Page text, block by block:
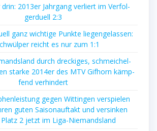
2013er Jahr­gang ver­liert im Ver­fol­
ger­du­ell 2:3
ganz wich­ti­ge Punk­te lie­gen­ge­las­sen:
reicht es nur zum 1:1
durch dre­cki­ges, schmei­chel­
star­ke 2014er des MTV Gif­horn kämp­
fend verhindert
gegen Wit­tin­gen ver­spie­len
guten Sai­son­auf­takt und ver­sin­ken
2 jetzt im Liga-Niemandsland